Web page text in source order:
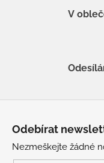
V
Odebírat
Nezmeškejte žádné